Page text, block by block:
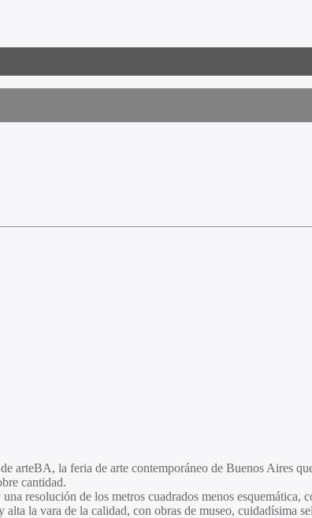
arteBA, la feria de arte contemporáneo de Buenos Aires
cantidad.
resolución de los metros cuadrados menos
la vara de la calidad, con obras de museo, cuidadísima